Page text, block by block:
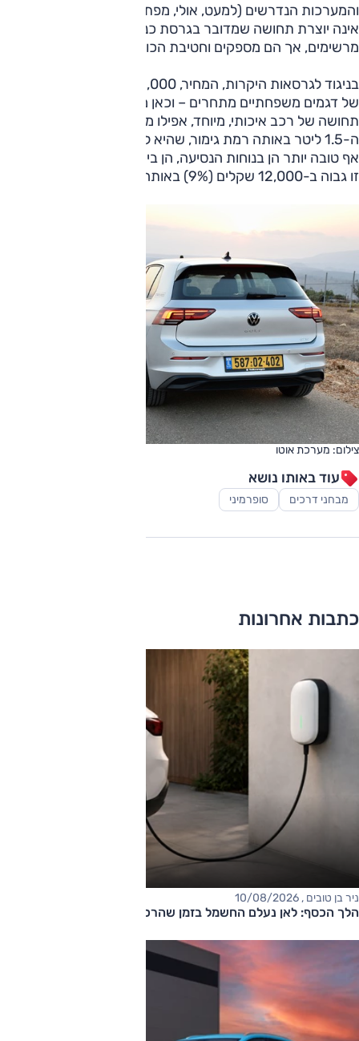
והמערכות הנדרשים (למעט, אולי, מפתח חכם) – ובעיקר: היא
אינה יוצרת תחושה שמדובר בגרסת כניסה זולה. הביצועים אינם
מרשימים, אך הם מספקים וחטיבת הכוח מאוד חסכונית.
של דגמים משפחתיים מתחרים – וכאן מדובר בדגם המעניק
תחושה של רכב איכותי, מיוחד, אפילו מפנק. עם זאת, גרסת
ה-1.5 ליטר באותה רמת גימור, שהיא לא רק חזקה בהרבה, אלא
אף טובה יותר הן בנוחות הנסיעה, הן ביכולת הדינמית, ומחירה של
זו גבוה ב-12,000 שקלים (9%) באותה רמת גימור.
צילום: מערכת אוטו
עוד באותו נושא
מבחני דרכים סופרמיני
כתבות אחרונות
ניר בן טובים , 10/08/2026
הלך הכסף: לאן נעלם החשמל בזמן שהרכב מחובר לשקע?